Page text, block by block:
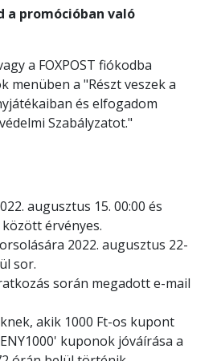
a promócióban való
a FOXPOST fiókodba
menüben a "Részt veszek a
és elfogadom
Szabályzatot."
augusztus 15. 00:00 és
érvényes.
2022. augusztus 22-
sor.
során megadott e-mail
akik 1000 Ft-os kupont
kuponok jóváírása a